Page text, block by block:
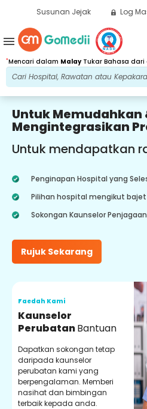
Susunan Jejak Log
*Mencari dalam MalayTukar Bahasa dari
menu
Untuk Memudahkan
Mengintegrasikan
Untuk mendapatkan
Penginapan Hospital yang
Pilihan hospital mengikut
Sokongan Kaunselor
Rujuk Sekarang
Faedah Kami
Kaunselor
PerubatanBantuan
Dapatkan sokongan tetap
daripada kaunselor
perubatan kami yang
berpengalaman. Memberi
nasihat dan bimbingan
terbaik kepada anda.